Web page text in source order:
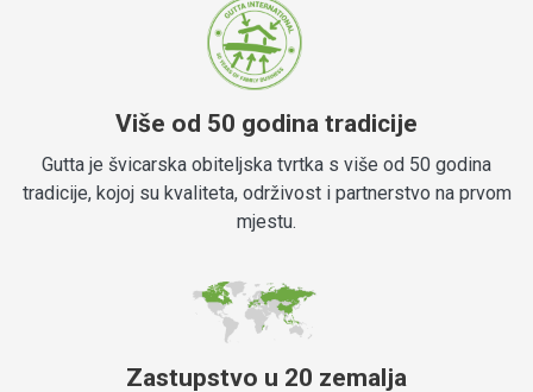
Više od 50 godina tradicije
Gutta je švicarska obiteljska tvrtka s više od 50 godina
tradicije, kojoj su kvaliteta, održivost i partnerstvo na prvom
mjestu.
Zastupstvo u 20 zemalja